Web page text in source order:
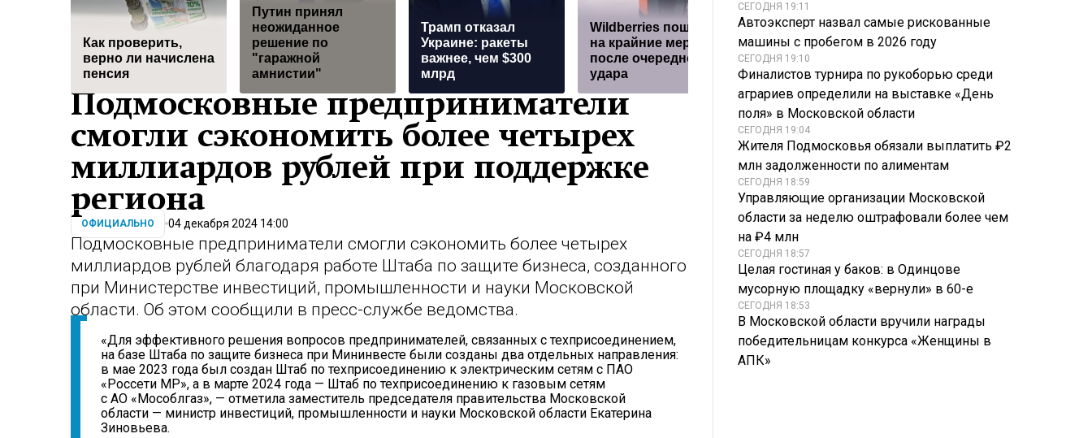
Как проверить,
верно ли начислена
пенсия
Путин принял
неожиданное
решение по
"гаражной
амнистии"
Трамп отказал
Украине: ракеты
важнее, чем $300
млрд
Wildberries пошел
на крайние меры
после очередного
удара
Экстремальная
жара: ученые
предупредили о
новых вызовах
Россияне ринулись
скупать
раскладушки
Подмосковные предприниматели
смогли сэкономить более четырех
миллиардов рублей при поддержке
региона
ОФИЦИАЛЬНО 04 декабря 2024 14:00
Подмосковные предприниматели смогли сэкономить более четырех
миллиардов рублей благодаря работе Штаба по защите бизнеса, созданного
при Министерстве инвестиций, промышленности и науки Московской
области. Об этом сообщили в пресс-службе ведомства.
«Для эффективного решения вопросов предпринимателей, связанных с техприсоединением,
на базе Штаба по защите бизнеса при Мининвесте были созданы два отдельных направления:
в мае 2023 года был создан Штаб по техприсоединению к электрическим сетям с ПАО
«Россети МР», а в марте 2024 года — Штаб по техприсоединению к газовым сетям
с АО «Мособлгаз», — отметила заместитель председателя правительства Московской
области — министр инвестиций, промышленности и науки Московской области Екатерина
Зиновьева.
СЕГОДНЯ 19:11
Автоэксперт назвал самые рискованные
машины с пробегом в 2026 году
СЕГОДНЯ 19:10
Финалистов турнира по рукоборью среди
аграриев определили на выставке «День
поля» в Московской области
СЕГОДНЯ 19:04
Жителя Подмосковья обязали выплатить ₽2
млн задолженности по алиментам
СЕГОДНЯ 18:59
Управляющие организации Московской
области за неделю оштрафовали более чем
на ₽4 млн
СЕГОДНЯ 18:57
Целая гостиная у баков: в Одинцове
мусорную площадку «вернули» в 60-е
СЕГОДНЯ 18:53
В Московской области вручили награды
победительницам конкурса «Женщины в
АПК»